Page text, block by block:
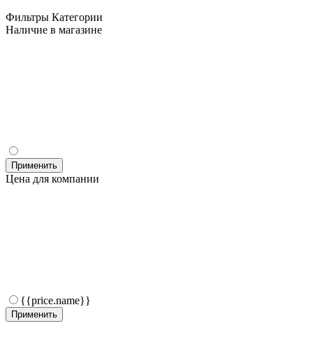
Фильтры Категории
Наличие в магазине
Применить
Цена для компании
{{price.name}}
Применить